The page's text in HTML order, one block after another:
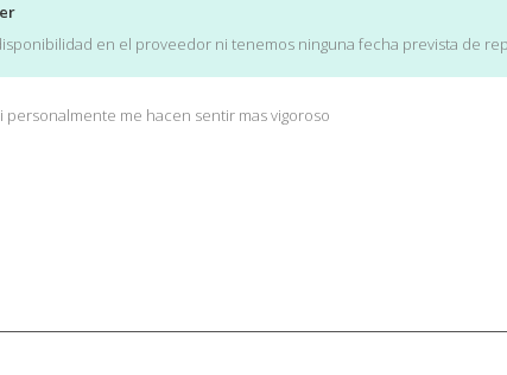
en el proveedor ni tenemos ninguna fecha prevista de
personalmente me hacen sentir mas vigoroso